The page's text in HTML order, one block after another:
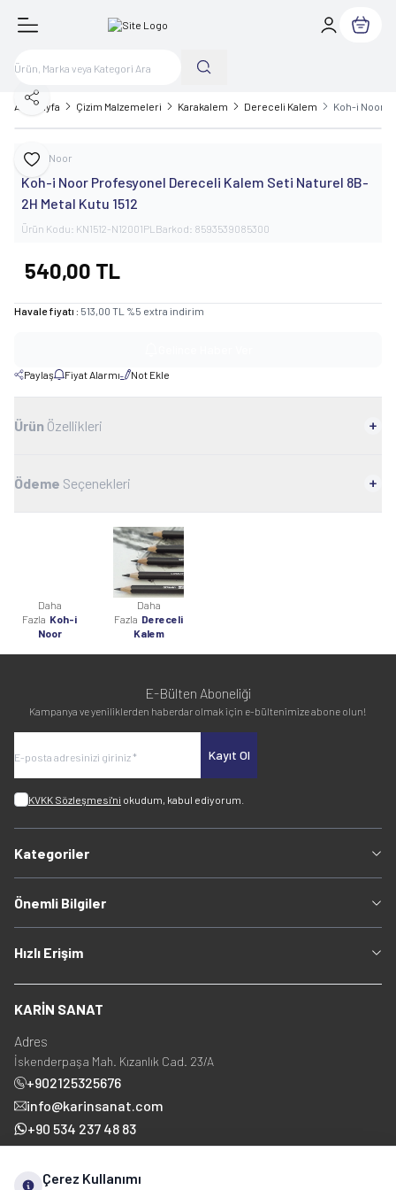
Sepetim
Ana Sayfa Çizim Malzemeleri Karakalem Dereceli Kalem Koh-i Noor
Favoriye Ekle
Paylaş
Koh-i Noor
Koh-i Noor Profesyonel Dereceli Kalem Seti Naturel 8B-
2H Metal Kutu 1512
Ürün Kodu: KN1512-N12001PL Barkod: 8593539085300
540,00 TL
Havale fiyatı : 513,00 TL %5 extra indirim
Paylaş Fiyat Alarmı Not Ekle
Ürün Özellikleri
Ödeme Seçenekleri
Daha
Fazla Koh-i
Noor
Daha
Fazla Dereceli
Kalem
E-Bülten Aboneliği
Kampanya ve yeniliklerden haberdar olmak için e-bültenimize abone olun!
Kayıt Ol
KVKK Sözleşmesi'ni okudum, kabul ediyorum.
Kategoriler
Önemli Bilgiler
Hızlı Erişim
KARİN SANAT
Adres
İskenderpaşa Mah. Kızanlık Cad. 23/A
+902125325676
info@karinsanat.com
+90 534 237 48 83
Çerez Kullanımı